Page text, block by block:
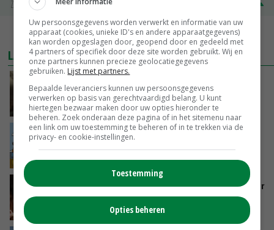
Zuivel NL
MEER MARKTPRIJZEN
LAATSTE NIEUWS
zorgen voor meer balans’
GISTEREN, 16:01
Internationale vraag naar geitenzuivel blijft
groot: Nederland in Europese top
GISTEREN, 15:33
Vlaamse varkensstapel krimpt, pluimveesector
groeit door schaalvergroting
GISTEREN, 15:20
Uw persoonsgegevens worden verwerkt en informatie van uw
apparaat (cookies, unieke ID's en andere apparaatgegevens)
kan worden opgeslagen door, geopend door en gedeeld met
4 partners of specifiek door deze site worden gebruikt. Wij en
onze partners kunnen precieze geolocatiegegevens
gebruiken. Lijst met partners.
Bepaalde leveranciers kunnen uw persoonsgegevens
verwerken op basis van gerechtvaardigd belang. U kunt
hiertegen bezwaar maken door uw opties hieronder te
beheren. Zoek onderaan deze pagina of in het sitemenu naar
een link om uw toestemming te beheren of in te trekken via de
privacy- en cookie-instellingen.
Toestemming
Opties beheren